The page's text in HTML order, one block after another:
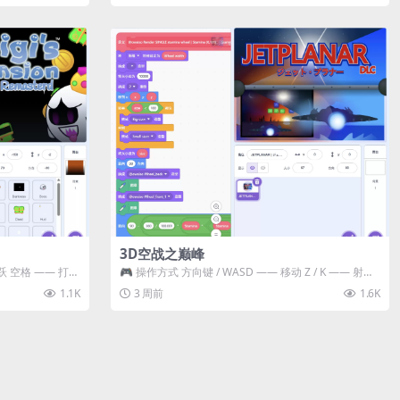
空格 —— 打开
1.1K
3D空战之巅峰
🎮 操作方式 方向键 / WASD —— 移动 Z / K —— 射击 /
攻击...
3 周前 1.6K